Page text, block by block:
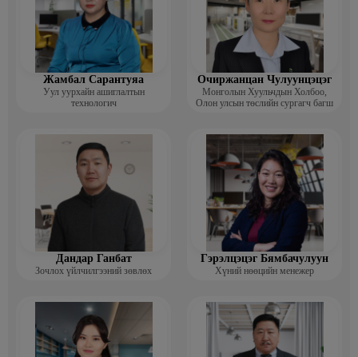
Жамбал Сарантуяа
Уул уурхайн ашиглалтын
технологич
Очиржанцан Чулуунцэцэг
Монголын Хуульчдын Холбоо,
Олон улсын төслийн сургагч багш
Дандар Ганбат
Зочлох үйлчилгээний зөвлөх
Гэрэлцэцэг Бямбачулуун
Хүний нөөцийн менежер